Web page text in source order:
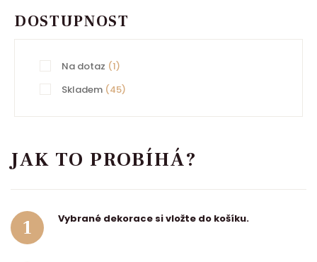
DOSTUPNOST
Na dotaz (1)
Skladem (45)
JAK TO PROBÍHÁ?
1 Vybrané dekorace si vložte do košíku.